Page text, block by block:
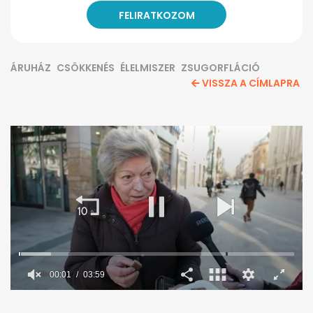
ÁRUHÁZ CSÖKKENÉS ÉLELMISZER ZSUGORFLÁCIÓ
VISSZA A CÍMLAPRA
00:02 03:59